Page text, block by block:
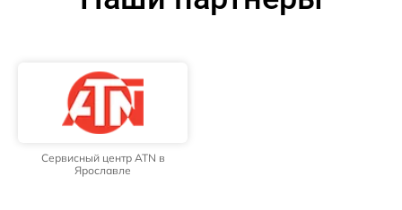
Сервисный центр ATN в
Ярославле